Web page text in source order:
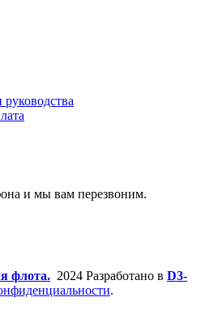
и мы вам перезвоним.
флота. 2024 Разработано в D3-
.